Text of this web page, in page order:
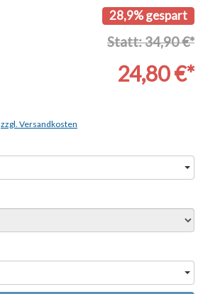
28,9% gespart
Statt: 34,90 €*
24,80 €*
zzgl. Versandkosten